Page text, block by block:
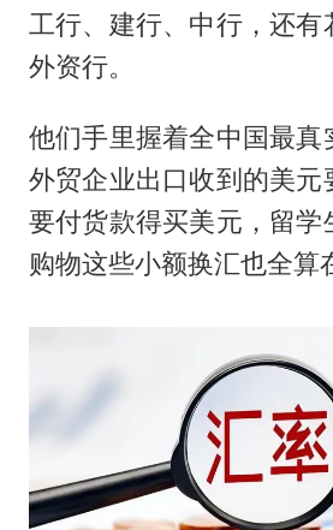
工行、建行、中行，还有
外资行。
他们手里握着全中国最真
外贸企业出口收到的美元
要付货款得买美元，留学
购物这些小额换汇也全算